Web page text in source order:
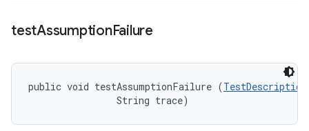
testAssumptionFailure
public void testAssumptionFailure (TestDescription
                String trace)